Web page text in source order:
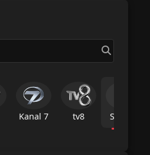
Kanal 7 tv8 Star Tv